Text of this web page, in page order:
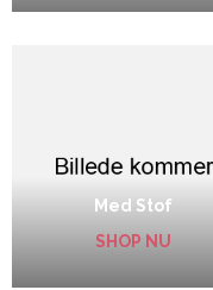
Med Stof
SHOP NU